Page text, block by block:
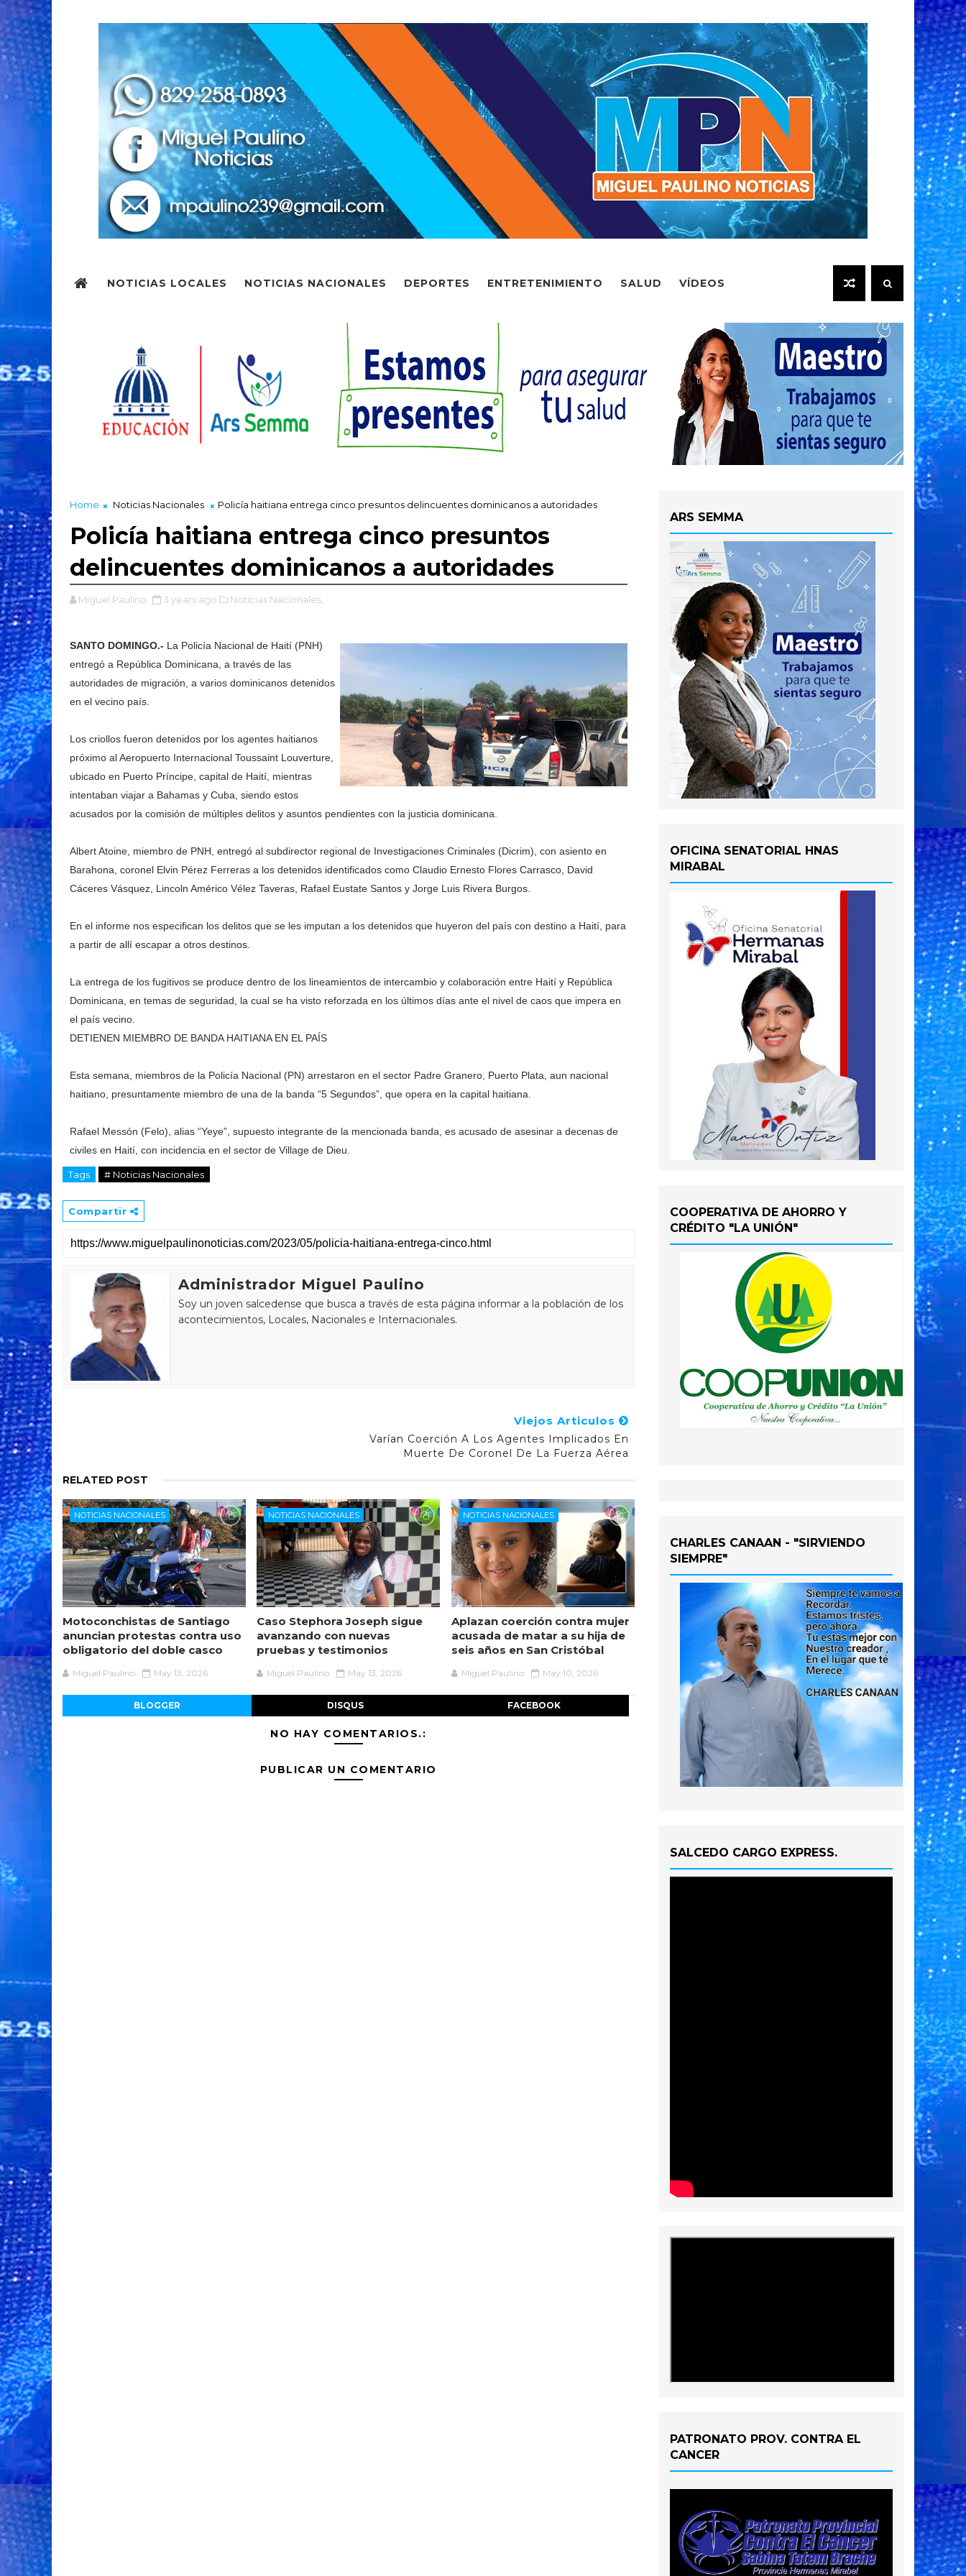
NOTICIAS LOCALES NOTICIAS NACIONALES DEPORTES ENTRETENIMIENTO SALUD VÍDEOS
Home Noticias Nacionales Policía haitiana entrega cinco presuntos delincuentes dominicanos a autoridades
Policía haitiana entrega cinco presuntos
delincuentes dominicanos a autoridades
Miguel Paulino 3 years ago Noticias Nacionales,
SANTO DOMINGO.- La Policía Nacional de Haití (PNH)
entregó a República Dominicana, a través de las
autoridades de migración, a varios dominicanos detenidos
en el vecino país.
Los criollos fueron detenidos por los agentes haitianos
próximo al Aeropuerto Internacional Toussaint Louverture,
ubicado en Puerto Príncipe, capital de Haití, mientras
intentaban viajar a Bahamas y Cuba, siendo estos
acusados por la comisión de múltiples delitos y asuntos pendientes con la justicia dominicana.
Albert Atoine, miembro de PNH, entregó al subdirector regional de Investigaciones Criminales (Dicrim), con asiento en
Barahona, coronel Elvin Pérez Ferreras a los detenidos identificados como Claudio Ernesto Flores Carrasco, David
Cáceres Vásquez, Lincoln Américo Vélez Taveras, Rafael Eustate Santos y Jorge Luis Rivera Burgos.
En el informe nos especifican los delitos que se les imputan a los detenidos que huyeron del país con destino a Haití, para
a partir de allí escapar a otros destinos.
La entrega de los fugitivos se produce dentro de los lineamientos de intercambio y colaboración entre Haití y República
Dominicana, en temas de seguridad, la cual se ha visto reforzada en los últimos días ante el nivel de caos que impera en
el país vecino.
DETIENEN MIEMBRO DE BANDA HAITIANA EN EL PAÍS
Esta semana, miembros de la Policía Nacional (PN) arrestaron en el sector Padre Granero, Puerto Plata, aun nacional
haitiano, presuntamente miembro de una de la banda “5 Segundos”, que opera en la capital haitiana.
Rafael Messón (Felo), alias “Yeye”, supuesto integrante de la mencionada banda, es acusado de asesinar a decenas de
civiles en Haití, con incidencia en el sector de Village de Dieu.
Tags # Noticias Nacionales
Compartir
Administrador Miguel Paulino
Soy un joven salcedense que busca a través de esta página informar a la población de los
acontecimientos, Locales, Nacionales e Internacionales.
Viejos Articulos
Varían Coerción A Los Agentes Implicados En
Muerte De Coronel De La Fuerza Aérea
RELATED POST
NOTICIAS NACIONALES
Motoconchistas de Santiago
anuncian protestas contra uso
obligatorio del doble casco
Miguel Paulino May 13, 2026
NOTICIAS NACIONALES
Caso Stephora Joseph sigue
avanzando con nuevas
pruebas y testimonios
Miguel Paulino May 13, 2026
NOTICIAS NACIONALES
Aplazan coerción contra mujer
acusada de matar a su hija de
seis años en San Cristóbal
Miguel Paulino May 10, 2026
BLOGGER DISQUS FACEBOOK
NO HAY COMENTARIOS.:
PUBLICAR UN COMENTARIO
ARS SEMMA
OFICINA SENATORIAL HNAS
MIRABAL
COOPERATIVA DE AHORRO Y
CRÉDITO "LA UNIÓN"
CHARLES CANAAN - "SIRVIENDO
SIEMPRE"
SALCEDO CARGO EXPRESS.
PATRONATO PROV. CONTRA EL
CANCER